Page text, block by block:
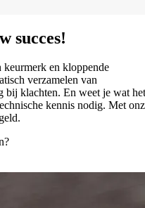
succes!
en kloppende
verzamelen van
bij klachten. En weet je wat het
kennis nodig. Met